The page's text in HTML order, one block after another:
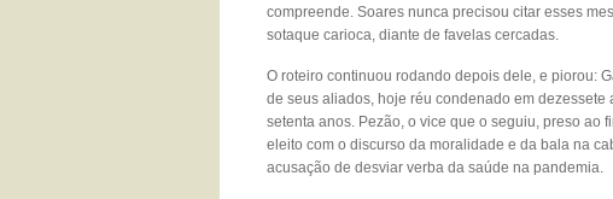
compreende. Soares nunca precisou citar esses
sotaque carioca, diante de favelas cercadas.
O roteiro continuou rodando depois dele, e piorou:
de seus aliados, hoje réu condenado em
setenta anos. Pezão, o vice que o seguiu, preso ao
eleito com o discurso da moralidade e da bala na
acusação de desviar verba da saúde na pandemia.